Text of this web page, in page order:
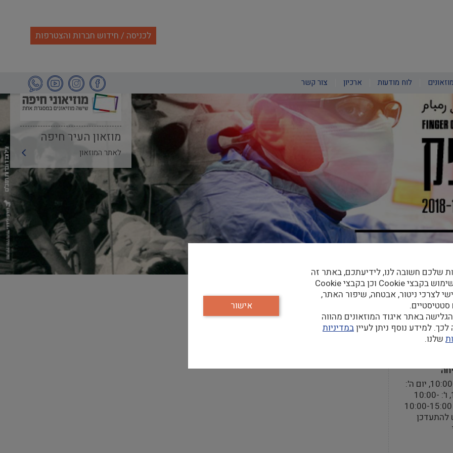
לכניסה / חידוש חברות והצטרפות
לוח מודעות ארכיון צור קשר
מוזאון העיר חיפה
לאתר המוזאון
א'-ד': 10:00-16:00, יום ה':
16:00-19:00, ו': 10:00-
להתעדכן
שלכם חשובה לנו, לידיעתכם, באתר זה
נעשה שימוש בקבצי Cookie וכן בקבצי Cookie
לצרכי ניטור, אבטחה, שיפור האתר,
סטטיסטיים.
באתר איגוד המוזאונים מהווה
למידע נוסף ניתן לעייןבמדיניות
שלנו.
אישור